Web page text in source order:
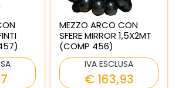
MEZZO ARCO CON
SFERE MIRROR 1,5X2MT
(COMP 456)
IVA ESCLUSA
€ 163,93